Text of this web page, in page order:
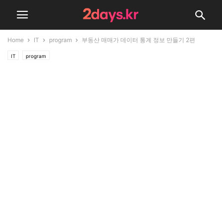
Home IT program 부동산 매매가 데이터 통계 정보 만들기 2편
IT program